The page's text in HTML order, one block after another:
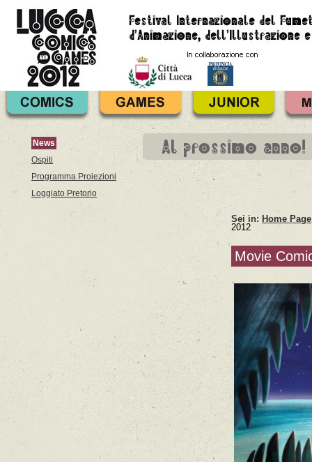
Al prossimo anno!
News
Ospiti
Programma Proiezioni
Loggiato Pretorio
Sei in: Home Page
2012
Movie